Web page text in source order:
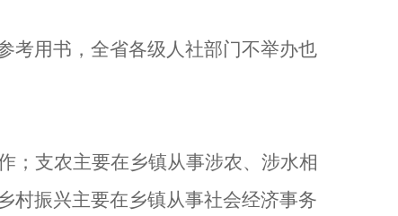
考用书，全省各级人社部门不举办也
；支农主要在乡镇从事涉农、涉水相
村振兴主要在乡镇从事社会经济事务